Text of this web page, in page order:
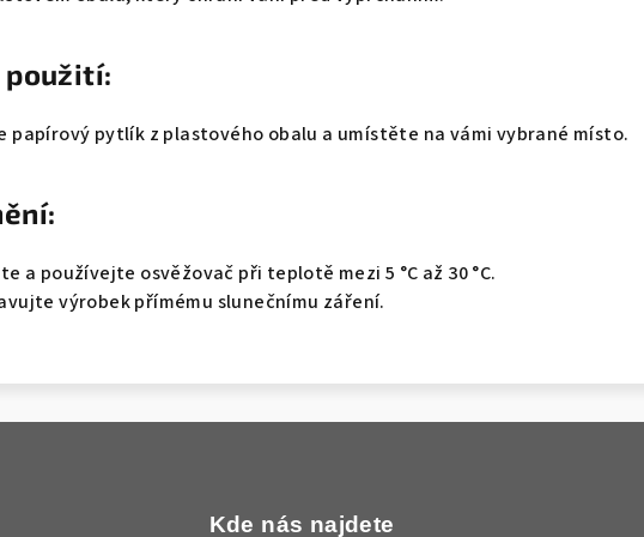
použití:
papírový pytlík z plastového obalu a umístěte na vámi vybrané místo.
a používejte osvěžovač při teplotě mezi 5 °C až 30 °C.
výrobek přímému slunečnímu záření.
Kde nás najdete